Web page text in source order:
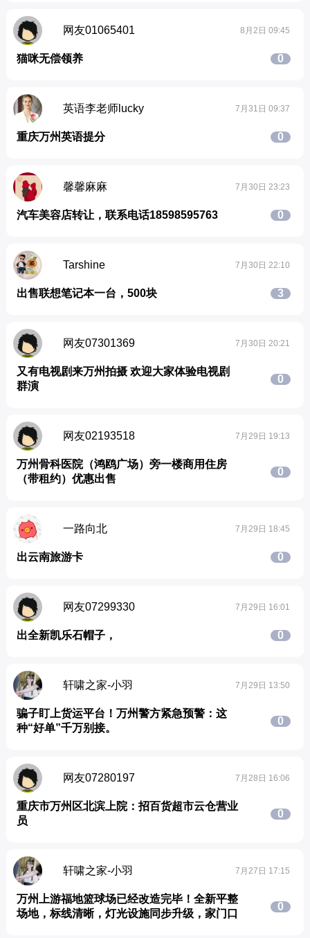
网友01065401 8月2日 09:45
猫咪无偿领养 0
英语李老师lucky 7月31日 09:37
重庆万州英语提分 0
馨馨麻麻 7月30日 23:23
汽车美容店转让，联系电话18598595763 0
Tarshine 7月30日 22:10
出售联想笔记本一台，500块 3
网友07301369 7月30日 20:21
又有电视剧来万州拍摄 欢迎大家体验电视剧
群演
0
网友02193518 7月29日 19:13
万州骨科医院（鸿鸥广场）旁一楼商用住房
（带租约）优惠出售
0
一路向北 7月29日 18:45
出云南旅游卡 0
网友07299330 7月29日 16:01
出全新凯乐石帽子， 0
轩啸之家-小羽 7月29日 13:50
骗子盯上货运平台！万州警方紧急预警：这
种“好单”千万别接。
0
网友07280197 7月28日 16:06
重庆市万州区北滨上院：招百货超市云仓营业
员
0
轩啸之家-小羽 7月27日 17:15
万州上游福地篮球场已经改造完毕！全新平整
场地，标线清晰，灯光设施同步升级，家门口
0